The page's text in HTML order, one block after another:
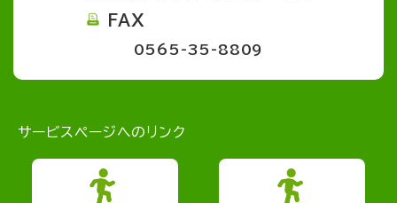
FAX
0565-35-8809
サービスページへのリンク